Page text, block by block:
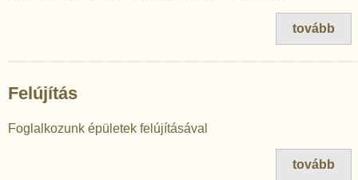
tovább
Felújítás
Foglalkozunk épületek felújításával
tovább